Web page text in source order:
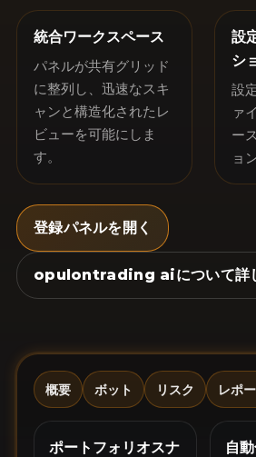
統合ワークスペース
パネルが共有グリッド
に整列し、迅速なスキ
ャンと構造化されたレ
ビューを可能にしま
す。
設
シ
設
ァ
ー
ョ
登録パネルを開く
opulontrading aiについて詳
概要 ボット リスク レポ
ポートフォリオスナ
自